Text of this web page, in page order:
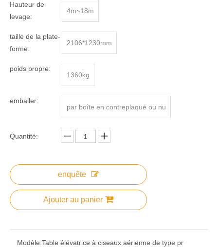
Hauteur de
levage:
4m~18m
taille de la plate-
forme:
2106*1230mm
poids propre:
1360kg
emballer:
par boîte en contreplaqué ou nu
Quantité:
enquête
Ajouter au panier
Modèle:Table élévatrice à ciseaux aérienne de type pr